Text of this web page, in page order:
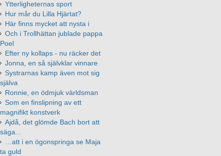
Ytterligheternas sport
Hur mår du Lilla Hjärtat?
Här finns mycket att nysta i
Och i Trollhättan jublade pappa
Poel
Efter ny kollaps - nu räcker det
Jonna, en så självklar vinnare
Systrarnas kamp även mot sig
själva
Ronnie, en ödmjuk världsman
Som en finslipning av ett
magnifikt konstverk
Ajdå, det glömde Bach bort att
säga...
…att i en ögonspringa se Maja
ta guld